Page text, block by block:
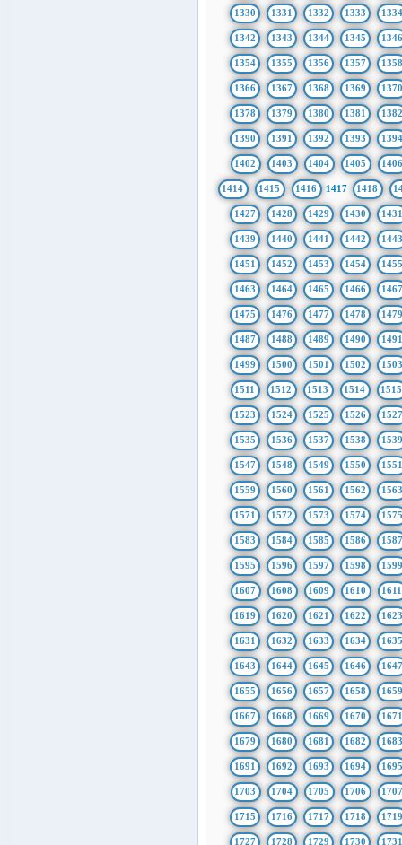
1330 1331 1332 1333 1334
1342 1343 1344 1345 1346
1354 1355 1356 1357 1358
1366 1367 1368 1369 1370
1378 1379 1380 1381 1382
1390 1391 1392 1393 1394
1402 1403 1404 1405
1414 1415 1416 1417 1418
1427 1428 1429 1430 1431
1439 1440 1441 1442 1443
1451 1452 1453 1454 1455
1463 1464 1465 1466 1467
1475 1476 1477 1478 1479
1487 1488 1489 1490 1491
1499 1500 1501 1502 1503
1511 1512 1513 1514 1515
1523 1524 1525 1526 1527
1535 1536 1537 1538 1539
1547 1548 1549 1550 1551
1559 1560 1561 1562 1563
1571 1572 1573 1574 1575
1583 1584 1585 1586 1587
1595 1596 1597 1598 1599
1607 1608 1609 1610 1611
1619 1620 1621 1622 1623
1631 1632 1633 1634 1635
1643 1644 1645 1646 1647
1655 1656 1657 1658 1659
1667 1668 1669 1670 1671
1679 1680 1681 1682 1683
1691 1692 1693 1694 1695
1703 1704 1705 1706
1715 1716 1717 1718 1719
1727 1728 1729 1730 1731